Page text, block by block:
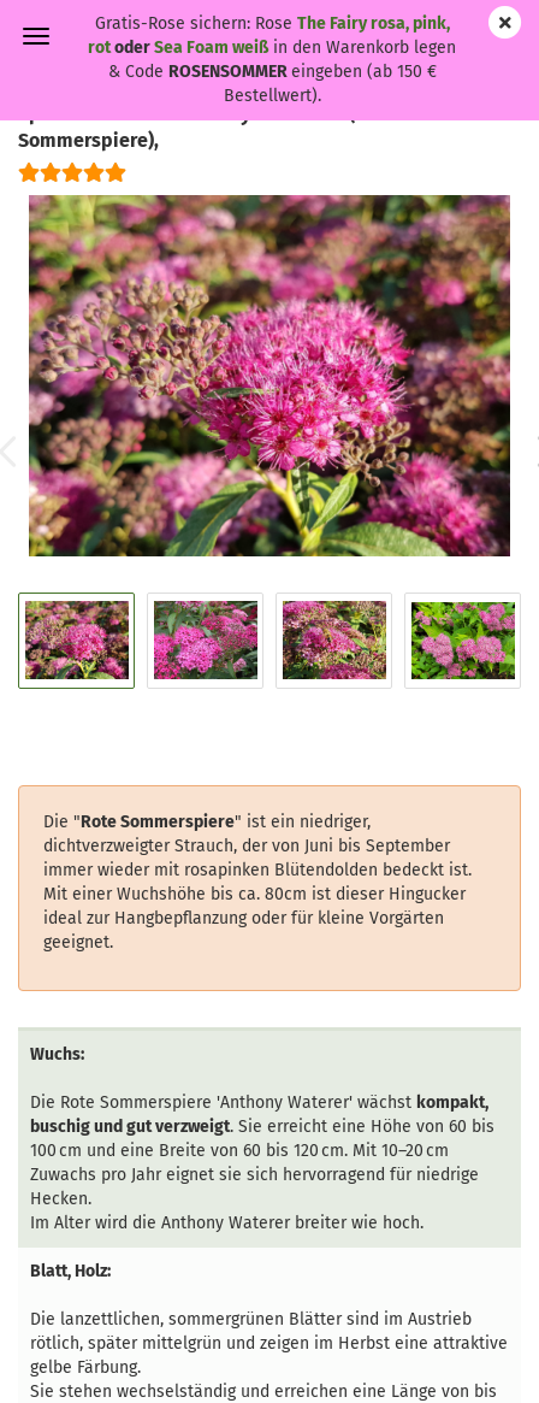
Gratis-Rose sichern: Rose The Fairy rosa, pink,
rotoderSea Foam weißin den Warenkorb legen
& Code ROSENSOMMEReingeben (ab 150 €
Bestellwert).
Sommerspiere),
Die "Rote Sommerspiere" ist ein niedriger,
dichtverzweigter Strauch, der von Juni bis September
immer wieder mit rosapinken Blütendolden bedeckt ist.
Mit einer Wuchshöhe bis ca. 80cm ist dieser Hingucker
ideal zur Hangbepflanzung oder für kleine Vorgärten
geeignet.
Wuchs:
Die Rote Sommerspiere 'Anthony Waterer' wächst kompakt,
buschig und gut verzweigt. Sie erreicht eine Höhe von 60 bis
100 cm und eine Breite von 60 bis 120 cm. Mit 10–20 cm
Zuwachs pro Jahr eignet sie sich hervorragend für niedrige
Hecken.
Im Alter wird die Anthony Waterer breiter wie hoch.
Blatt, Holz:
Die lanzettlichen, sommergrünen Blätter sind im Austrieb
rötlich, später mittelgrün und zeigen im Herbst eine attraktive
gelbe Färbung.
Sie stehen wechselständig und erreichen eine Länge von bis